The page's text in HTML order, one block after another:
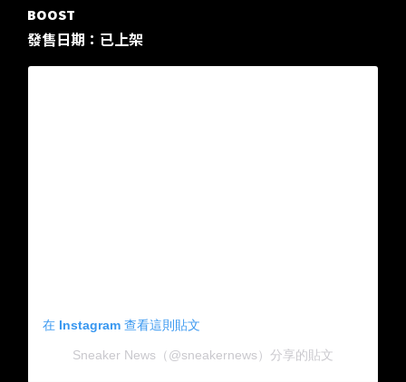
BOOST
發售日期：已上架
在 Instagram 查看這則貼文
Sneaker News（@sneakernews）分享的貼文